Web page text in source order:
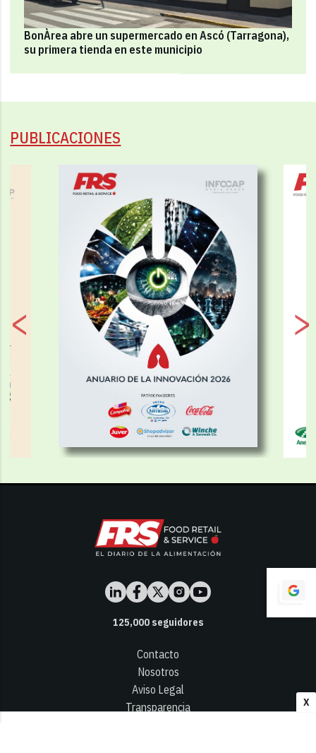
X
BonÀrea abre un supermercado en Ascó (Tarragona),
su primera tienda en este municipio
PUBLICACIONES
125,000seguidores
Contacto
Nosotros
Aviso Legal
Transparencia